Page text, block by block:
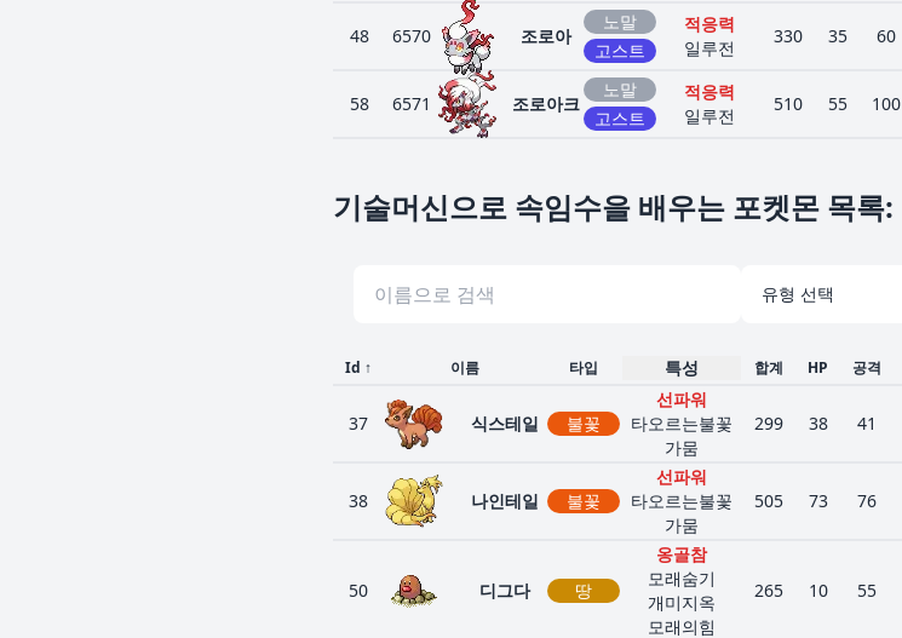
48 6570 조로아
노말
고스트
적응력
일루전
330 35 60
58 6571 조로아크
노말
고스트
적응력
일루전
510 55 100
기술머신으로 속임수을 배우는 포켓몬 목록:
Id ↑ 이름 타입 특성 합계 HP 공격
37 식스테일 불꽃
선파워
타오르는불꽃
가뭄
299 38 41
38 나인테일 불꽃
선파워
타오르는불꽃
가뭄
505 73 76
50 디그다 땅
옹골참
모래숨기
개미지옥
모래의힘
265 10 55